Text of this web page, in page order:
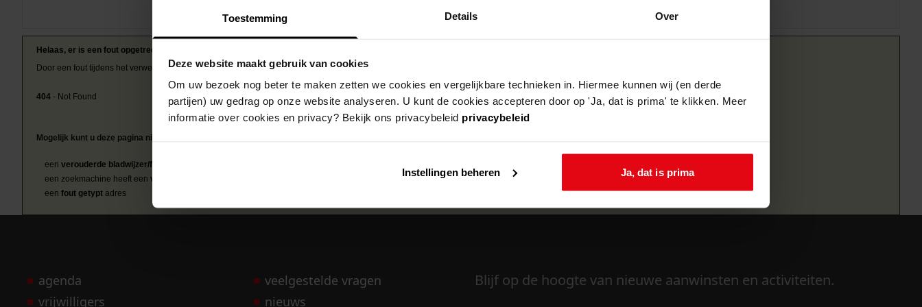
Toestemming Details Over
Deze website maakt gebruik van cookies
Om uw bezoek nog beter te maken zetten we cookies en vergelijkbare technieken in. Hiermee kunnen wij (en derde
partijen) uw gedrag op onze website analyseren. U kunt de cookies accepteren door op 'Ja, dat is prima' te klikken. Meer
informatie over cookies en privacy? Bekijk ons privacybeleid privacybeleid
Instellingen beheren Ja, dat is prima
Helaas, er is een fout opgetreden
Door een fout tijdens het verwerken van deze pagina is het niet mogelijk om deze pagina te kunnen bekijken.
404 - Not Found
Mogelijk kunt u deze pagina niet bezoeken door:
een verouderde bladwijzer/favoriet
een zoekmachine heeft een verouderde lijst van de website
een fout getypt adres
agenda
vrijwilligers
veelgestelde vragen
nieuws
Blijf op de hoogte van nieuwe aanwinsten en activiteiten.